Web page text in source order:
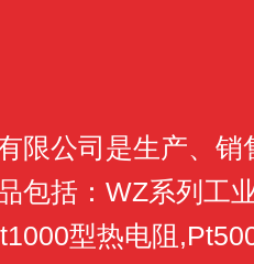
限公司是生产、销
包括：WZ系列工
型热电阻